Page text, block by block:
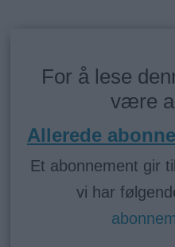
For å lese
være
Allerede
Et abonnement gir
vi har